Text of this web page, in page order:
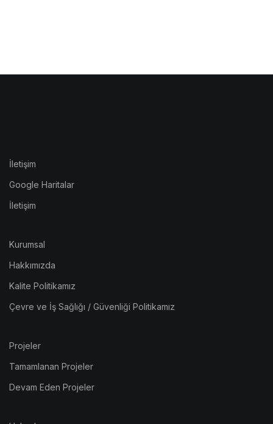
İletişim
Google Haritalar
İletişim
Kurumsal
Hakkımızda
Kalite Politikamız
Çevre ve İş Sağlığı / Güvenliği Politikamız
Projeler
Tamamlanan Projeler
Devam Eden Projeler